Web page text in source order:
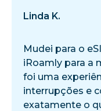
Linda K.
Mudei para o
iRoamly para a
foi uma
interrupções e
exatamente o